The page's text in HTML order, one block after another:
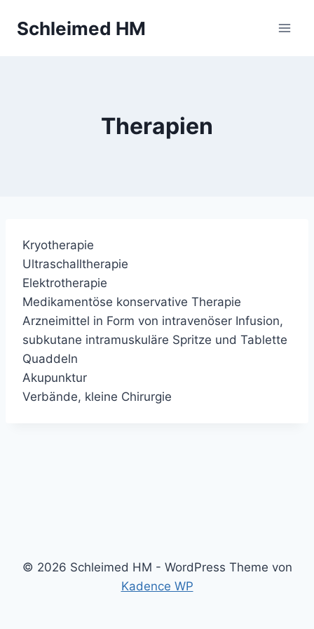
InhaltSchleimed HM
Therapien
Kryotherapie
Ultraschalltherapie
Elektrotherapie
Medikamentöse konservative Therapie
Arzneimittel in Form von intravenöser Infusion,
subkutane intramuskuläre Spritze und Tablette
Quaddeln
Akupunktur
Verbände, kleine Chirurgie
© 2026 Schleimed HM - WordPress Theme von
Kadence WP